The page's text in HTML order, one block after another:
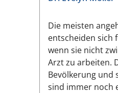
Die meisten
entscheiden sich
wenn sie nicht
Arzt zu arbeiten.
Bevölkerung und
sind immer noch